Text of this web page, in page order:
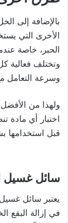
بالإضافة إلى
الأخرى التي
الحبر، خاصة
وتختلف فعالية
وسرعة التعامل
ولهذا من الأفضل
اختبار أي
قبل استخدامها
سائل غسيل
يعتبر سائل
في إزالة البقع